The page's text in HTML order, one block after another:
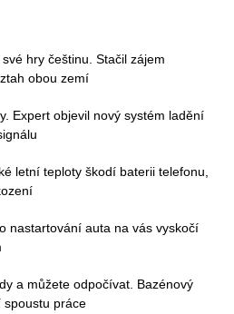
hry češtinu. Stačil zájem
obou zemí
Expert objevil nový systém ladění
letní teploty škodí baterii telefonu,
nastartování auta na vás vyskočí
a můžete odpočívat. Bazénový
spoustu práce